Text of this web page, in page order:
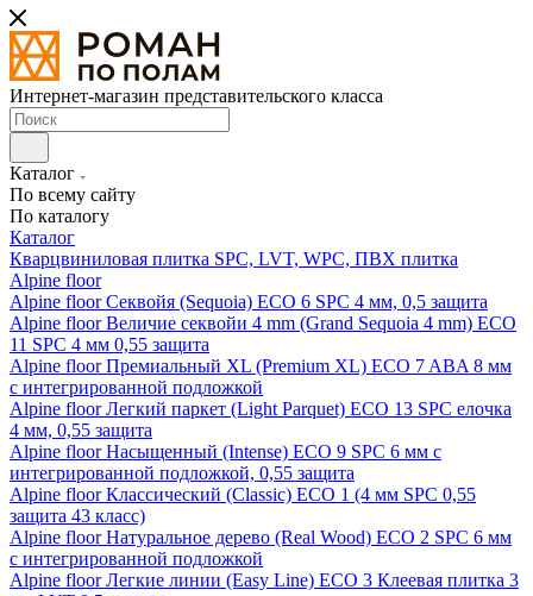
Интернет-магазин представительского класса
Каталог
По всему сайту
По каталогу
Каталог
Кварцвиниловая плитка SPC, LVT, WPC, ПВХ плитка
Alpine floor
Alpine floor Секвойя (Sequoia) ECO 6 SPC 4 мм, 0,5 защита
Alpine floor Величие секвойи 4 mm (Grand Sequoia 4 mm) ECO
11 SPC 4 мм 0,55 защита
Alpine floor Премиальный XL (Premium XL) ECO 7 ABA 8 мм
с интегрированной подложкой
Alpine floor Легкий паркет (Light Parquet) ECO 13 SPC елочка
4 мм, 0,55 защита
Alpine floor Насыщенный (Intense) ECO 9 SPC 6 мм с
интегрированной подложкой, 0,55 защита
Alpine floor Классический (Classic) ECO 1 (4 мм SPC 0,55
защита 43 класс)
Alpine floor Натуральное дерево (Real Wood) ECO 2 SPC 6 мм
с интегрированной подложкой
Alpine floor Легкие линии (Easy Line) ECO 3 Клеевая плитка 3